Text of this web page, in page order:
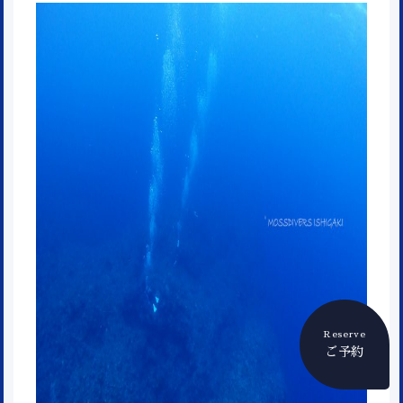
Reserve
ご予約